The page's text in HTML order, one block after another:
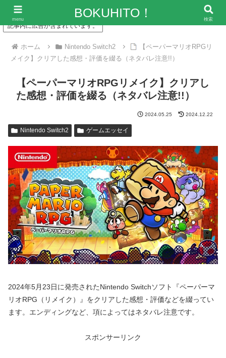
記事内に広告が含まれています。
ホーム Nintendo Switch2
【ペーパーマリオRPGリ
メイク】クリアした感想・評価を綴る（ネタバレ注意!!）
【ペーパーマリオRPGリメイク】クリアし
た感想・評価を綴る（ネタバレ注意!!）
2024.05.25 2024.12.22
Nintendo Switch2 ゲームエッセイ
2024年5月23日に発売されたNintendo Switchソフト『ペーパーマ
リオRPG（リメイク）』をクリアした感想・評価などを綴ってい
ます。エンディングなど、項によってはネタバレ注意です。
スポンサーリンク
menu BOKUHITO！ 検索